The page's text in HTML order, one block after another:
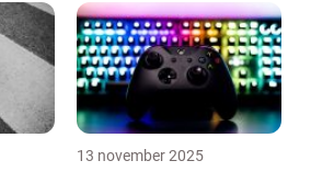
13 november 2025